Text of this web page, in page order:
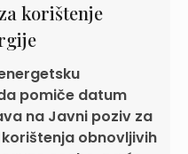
korištenje
pomiče datum
na Javni poziv za
obnovljivih